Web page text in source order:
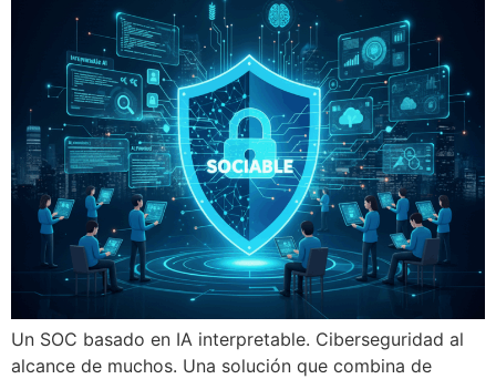
Un SOC basado en IA interpretable. Ciberseguridad al
alcance de muchos. Una solución que combina de